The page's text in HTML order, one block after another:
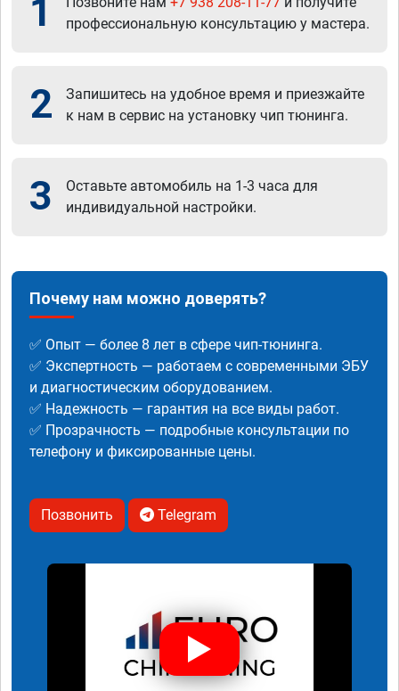
1
профессиональную консультацию у мастера.
2
Запишитесь на удобное время и приезжайте
к нам в сервис на установку чип тюнинга.
3
Оставьте автомобиль на 1-3 часа для
индивидуальной настройки.
Почему нам можно доверять?
✅ Опыт — более 8 лет в сфере чип-тюнинга.
✅ Экспертность — работаем с современными ЭБУ
и диагностическим оборудованием.
✅ Надежность — гарантия на все виды работ.
✅ Прозрачность — подробные консультации по
телефону и фиксированные цены.
Позвонить Telegram